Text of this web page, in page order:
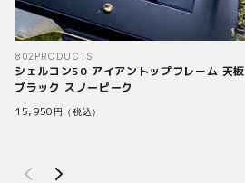
802PRODUCTS
シェルコン50 アイアントップフレーム 天板
ブラック スノーピーク
15,950 円（税込）